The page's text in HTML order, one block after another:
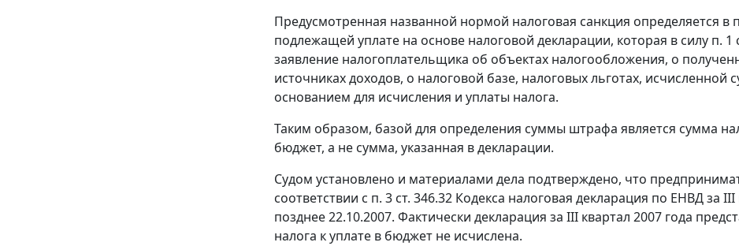
Предусмотренная названной нормой налоговая санкция определяется
подлежащей уплате на основе налоговой декларации, которая в силу п. 1
заявление налогоплательщика об объектах налогообложения, о
источниках доходов, о налоговой базе, налоговых льготах,
основанием для исчисления и уплаты налога.
Таким образом, базой для определения суммы штрафа является сумма
бюджет, а не сумма, указанная в декларации.
Судом установлено и материалами дела подтверждено, что
соответствии с п. 3 ст. 346.32 Кодекса налоговая декларация по ЕНВД за
позднее 22.10.2007. Фактически декларация за III квартал 2007 года
налога к уплате в бюджет не исчислена.